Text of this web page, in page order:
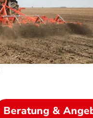
Beratung &